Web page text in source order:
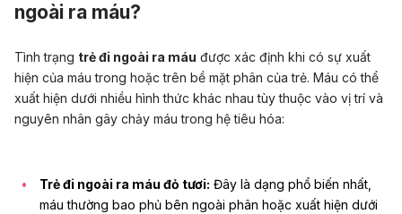
ngoài ra máu?
Tình trạng trẻ đi ngoài ra máu được xác định khi có sự xuất
hiện của máu trong hoặc trên bề mặt phân của trẻ. Máu có thể
xuất hiện dưới nhiều hình thức khác nhau tùy thuộc vào vị trí và
nguyên nhân gây chảy máu trong hệ tiêu hóa:
Trẻ đi ngoài ra máu đỏ tươi: Đây là dạng phổ biến nhất,
máu thường bao phủ bên ngoài phân hoặc xuất hiện dưới